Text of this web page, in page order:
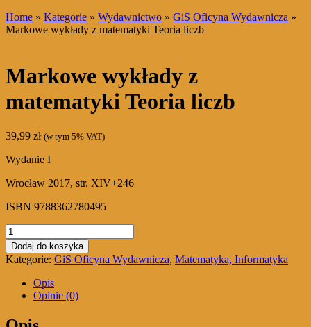
Home » Kategorie » Wydawnictwo » GiS Oficyna Wydawnicza »
Markowe wykłady z matematyki Teoria liczb
Markowe wykłady z
matematyki Teoria liczb
39,99 zł (w tym 5% VAT)
Wydanie I
Wrocław 2017, str. XIV+246
ISBN 9788362780495
ilość
Markowe
wykłady
z
matematyki
Teoria
Dodaj do koszyka
Kategorie: GiS Oficyna Wydawnicza, Matematyka, Informatyka
Opis
Opinie (0)